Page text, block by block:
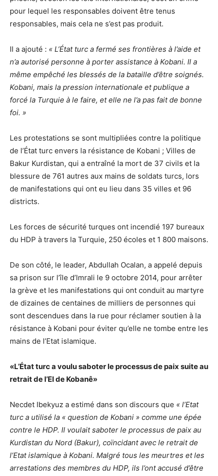
pour lequel les responsables doivent être tenus
responsables, mais cela ne s’est pas produit.
Il a ajouté : « L’État turc a fermé ses frontières à l’aide et
n’a autorisé personne à porter assistance à Kobani. Il a
même empêché les blessés de la bataille d’être soignés.
Kobani, mais la pression internationale et publique a
forcé la Turquie à le faire, et elle ne l’a pas fait de bonne
foi. »
Les protestations se sont multipliées contre la politique
de l’État turc envers la résistance de Kobani ; Villes de
Bakur Kurdistan, qui a entraîné la mort de 37 civils et la
blessure de 761 autres aux mains de soldats turcs, lors
de manifestations qui ont eu lieu dans 35 villes et 96
districts.
Les forces de sécurité turques ont incendié 197 bureaux
du HDP à travers la Turquie, 250 écoles et 1 800 maisons.
De son côté, le leader, Abdullah Ocalan, a appelé depuis
sa prison sur l’île d’Imrali le 9 octobre 2014, pour arrêter
la grève et les manifestations qui ont conduit au martyre
de dizaines de centaines de milliers de personnes qui
sont descendues dans la rue pour réclamer soutien à la
résistance à Kobani pour éviter qu’elle ne tombe entre les
mains de l’Etat islamique.
«L’État turc a voulu saboter le processus de paix suite au
retrait de l’EI de Kobanê»
Necdet Ibekyuz a estimé dans son discours que « l’Etat
turc a utilisé la « question de Kobani » comme une épée
contre le HDP. Il voulait saboter le processus de paix au
Kurdistan du Nord (Bakur), coïncidant avec le retrait de
l’Etat islamique à Kobani. Malgré tous les meurtres et les
arrestations des membres du HDP, ils l’ont accusé d’être